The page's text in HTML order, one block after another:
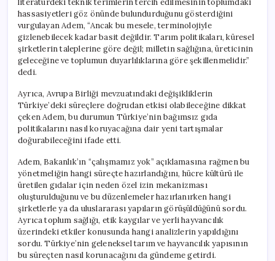
hassasiyetleri göz önünde bulundurduğunu gösterdiğini
vurgulayan Adem, “Ancak bu mesele, terminolojiyle
gizlenebilecek kadar basit değildir. Tarım politikaları, küresel
şirketlerin taleplerine göre değil; milletin sağlığına, üreticinin
geleceğine ve toplumun duyarlılıklarına göre şekillenmelidir.”
dedi.
Ayrıca, Avrupa Birliği mevzuatındaki değişikliklerin
Türkiye’deki süreçlere doğrudan etkisi olabileceğine dikkat
çeken Adem, bu durumun Türkiye’nin bağımsız gıda
politikalarını nasıl koruyacağına dair yeni tartışmalar
doğurabileceğini ifade etti.
Adem, Bakanlık’ın “çalışmamız yok” açıklamasına rağmen bu
yönetmeliğin hangi süreçte hazırlandığını, hücre kültürü ile
üretilen gıdalar için neden özel izin mekanizması
oluşturulduğunu ve bu düzenlemeler hazırlanırken hangi
şirketlerle ya da uluslararası yapıların görüşüldüğünü sordu.
Ayrıca toplum sağlığı, etik kaygılar ve yerli hayvancılık
üzerindeki etkiler konusunda hangi analizlerin yapıldığını
sordu. Türkiye’nin geleneksel tarım ve hayvancılık yapısının
bu süreçten nasıl korunacağını da gündeme getirdi.